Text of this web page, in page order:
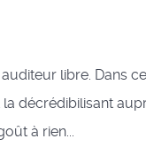
libre. Dans
décrédibilisant
à rien...